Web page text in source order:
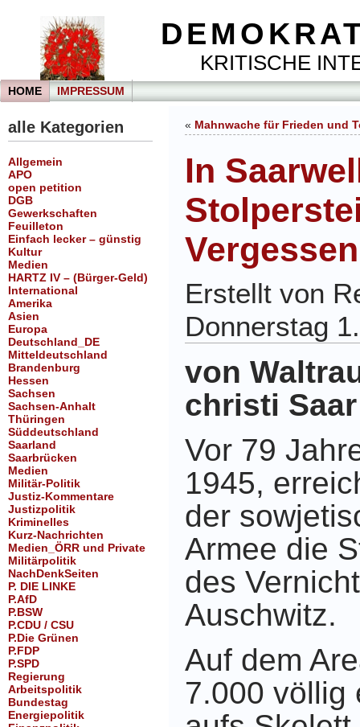
KRITISCHE
HOME IMPRESSUM
alle Kategorien
Allgemein
APO
open petition
DGB
Gewerkschaften
Feuilleton
Einfach lecker – günstig
Kultur
Medien
HARTZ IV – (Bürger-Geld)
International
Amerika
Asien
Europa
Deutschland_DE
Mitteldeutschland
Brandenburg
Hessen
Sachsen
Sachsen-Anhalt
Thüringen
Süddeutschland
Saarland
Saarbrücken
Medien
Militär-Politik
Justiz-Kommentare
Justizpolitik
Kriminelles
Kurz-Nachrichten
Medien_ÖRR und Private
Militärpolitik
NachDenkSeiten
P. DIE LINKE
P.AfD
P.BSW
P.CDU / CSU
P.Die Grünen
P.FDP
P.SPD
Regierung
Arbeitspolitik
Bundestag
Energiepolitik
« Mahnwache für Frieden und
In
Erstellt von
Donnerstag
von
christi Saar
Vor 79
1945,
der
Armee die
des
Auschwitz.
Auf dem
7.000 völlig